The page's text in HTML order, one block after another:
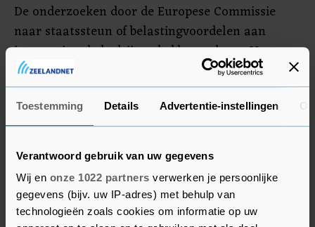
Toestemming Details Advertentie-instellingen
Verantwoord gebruik van uw gegevens
Wij en onze 1022 partners verwerken je persoonlijke
gegevens (bijv. uw IP-adres) met behulp van
technologieën zoals cookies om informatie op uw
De onderzoeken door de Europese Commissie
naar staatssteun of belastingvoordelen aan
internationale bedrijven hebben volgens Vestager
de afgelopen jaren al geleid tot ander beleid in de
lidstaten, waaronder Nederland. "In Nederland is
het beleid omtrent belastingregelingen
veranderd. Sinds 2019 heeft Nederland wetgeving
aangenomen om het gebruik van lege
vennootschappen om belastingen te ontwijken of
te ontduiken tegen te gaan", zei Vestager.